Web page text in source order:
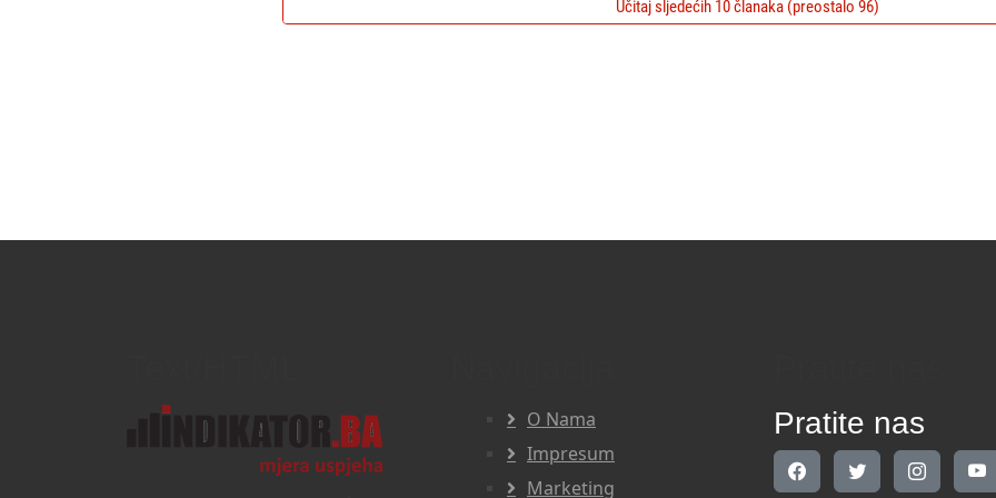
Učitaj sljedećih 10 članaka (preostalo 96)
O Nama
Impresum
Marketing
Pratite nas